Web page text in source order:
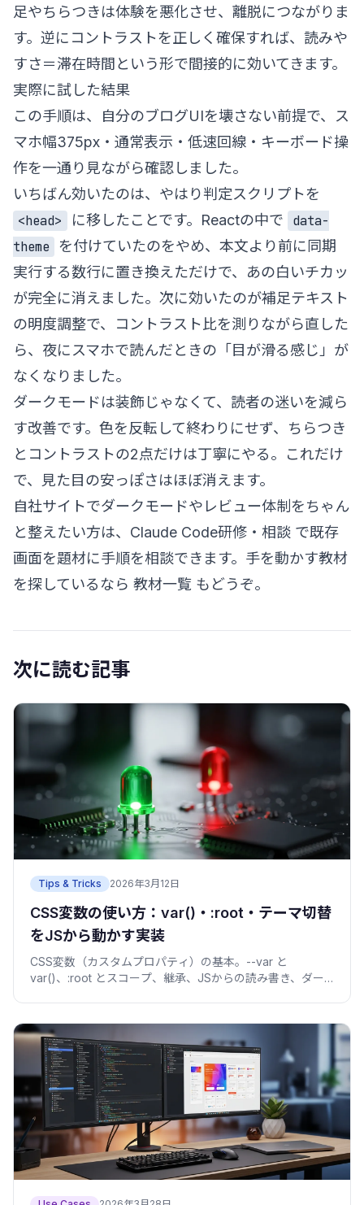
足やちらつきは体験を悪化させ、離脱につながりま
す。逆にコントラストを正しく確保すれば、読みや
すさ＝滞在時間という形で間接的に効いてきます。
実際に試した結果
この手順は、自分のブログUIを壊さない前提で、ス
マホ幅375px・通常表示・低速回線・キーボード操
作を一通り見ながら確認しました。
いちばん効いたのは、やはり判定スクリプトを
<head>
に移したことです。Reactの中で
data-
theme
を付けていたのをやめ、本文より前に同期
実行する数行に置き換えただけで、あの白いチカッ
が完全に消えました。次に効いたのが補足テキスト
の明度調整で、コントラスト比を測りながら直した
ら、夜にスマホで読んだときの「目が滑る感じ」が
なくなりました。
ダークモードは装飾じゃなくて、読者の迷いを減ら
す改善です。色を反転して終わりにせず、ちらつき
とコントラストの2点だけは丁寧にやる。これだけ
で、見た目の安っぽさはほぼ消えます。
自社サイトでダークモードやレビュー体制をちゃん
と整えたい方は、 Claude Code研修・相談 で既存
画面を題材に手順を相談できます。手を動かす教材
を探しているなら 教材一覧 もどうぞ。
次に読む記事
Tips & Tricks 2026年3月12日
CSS変数の使い方：var()・:root・テーマ切替
をJSから動かす実装
CSS変数（カスタムプロパティ）の基本。--var と
var()、:root とスコープ、継承、JSからの読み書き、ダー